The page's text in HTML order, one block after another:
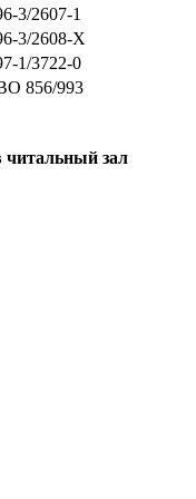
3/2607-1
3/2608-X
1/3722-0
856/993
читальный зал